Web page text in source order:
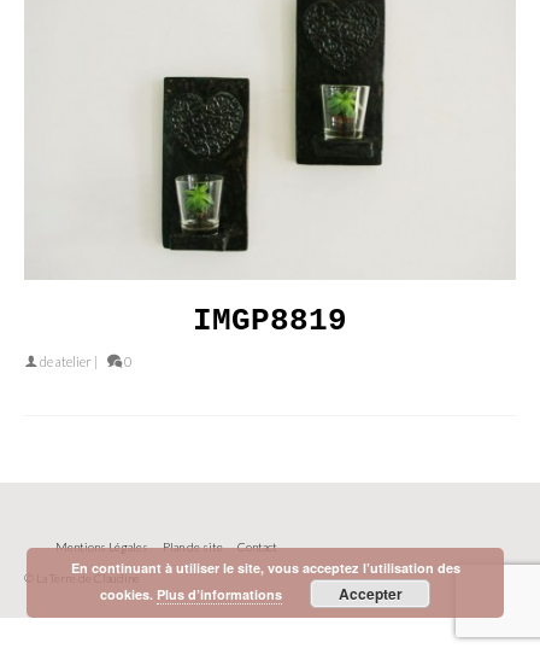
IMGP8819
deatelier 0
Mentions Légales Plan de site Contact
© La Terre de Claudine
En continuant à utiliser le site, vous acceptez l’utilisation des
cookies. Plus d’informations Accepter